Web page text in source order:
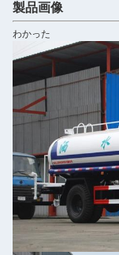
製品画像
わかった